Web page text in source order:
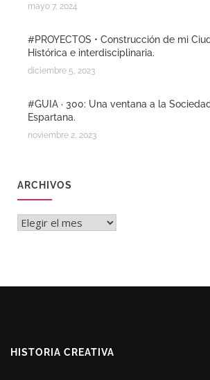
mayo 7, 2024
#PROYECTOS • Construcción de mi
Histórica e interdisciplinaria.
diciembre 5, 2023
#GUIA · 300: Una ventana a la
Espartana.
noviembre 2, 2023
ARCHIVOS
Archivos
HISTORIA CREATIVA